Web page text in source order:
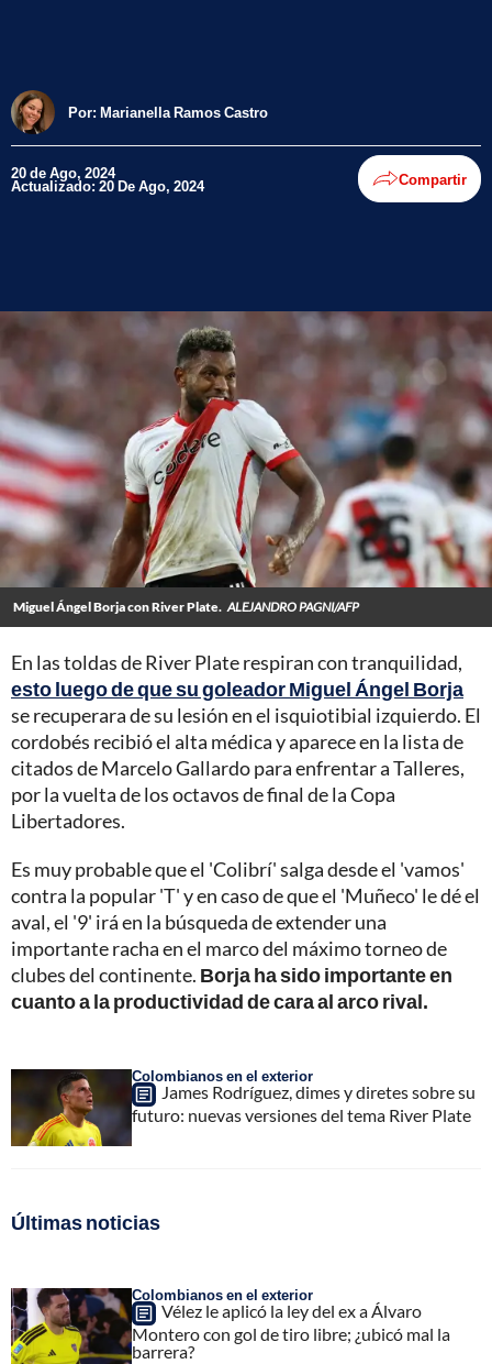
Por: Marianella Ramos Castro
20 de Ago, 2024
Actualizado: 20 De Ago, 2024 Compartir
Miguel Ángel Borja con River Plate. ALEJANDRO PAGNI/AFP
En las toldas de River Plate respiran con tranquilidad,
esto luego de que su goleador Miguel Ángel Borja
se recuperara de su lesión en el isquiotibial izquierdo. El
cordobés recibió el alta médica y aparece en la lista de
citados de Marcelo Gallardo para enfrentar a Talleres,
por la vuelta de los octavos de final de la Copa
Libertadores.
Es muy probable que el 'Colibrí' salga desde el 'vamos'
contra la popular 'T' y en caso de que el 'Muñeco' le dé el
aval, el '9' irá en la búsqueda de extender una
importante racha en el marco del máximo torneo de
clubes del continente. Borja ha sido importante en
cuanto a la productividad de cara al arco rival.
Colombianos en el exterior
James Rodríguez, dimes y diretes sobre su
futuro: nuevas versiones del tema River Plate
Últimas noticias
Colombianos en el exterior
Vélez le aplicó la ley del ex a Álvaro
Montero con gol de tiro libre; ¿ubicó mal la
barrera?